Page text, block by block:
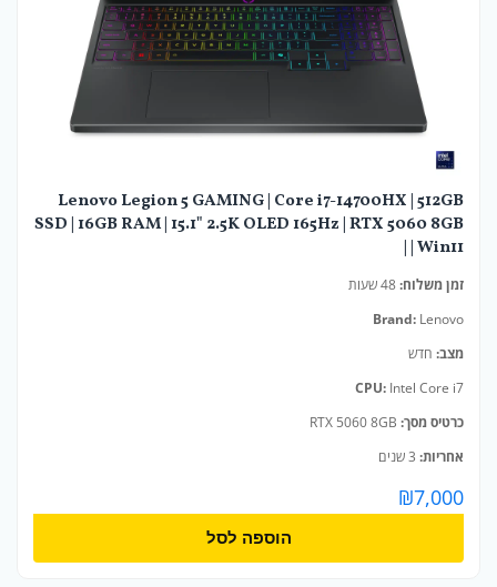
Lenovo Legion 5 GAMING | Core i7-14700HX | 512GB
SSD | 16GB RAM | 15.1" 2.5K OLED 165Hz | RTX 5060 8GB
| Win11 |
זמן משלוח:
Brand: Lenovo
מצב: חדש
CPU: Intel Core i7
כרטיס מסך:
אחריות:
₪7,000
הוספה לסל